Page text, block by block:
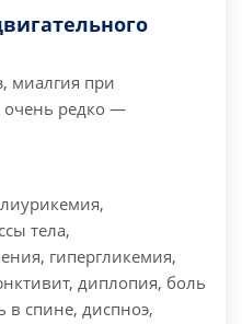
миалгия при
редко —
тела,
гипергликемия,
диплопия, боль
в спине, диспноэ,